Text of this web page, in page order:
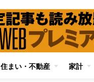
住まい・不動産 家計